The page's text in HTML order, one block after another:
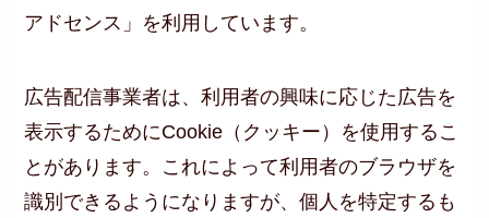
アドセンス」を利用しています。
広告配信事業者は、利用者の興味に応じた広告を
表示するためにCookie（クッキー）を使用するこ
とがあります。これによって利用者のブラウザを
識別できるようになりますが、個人を特定するも